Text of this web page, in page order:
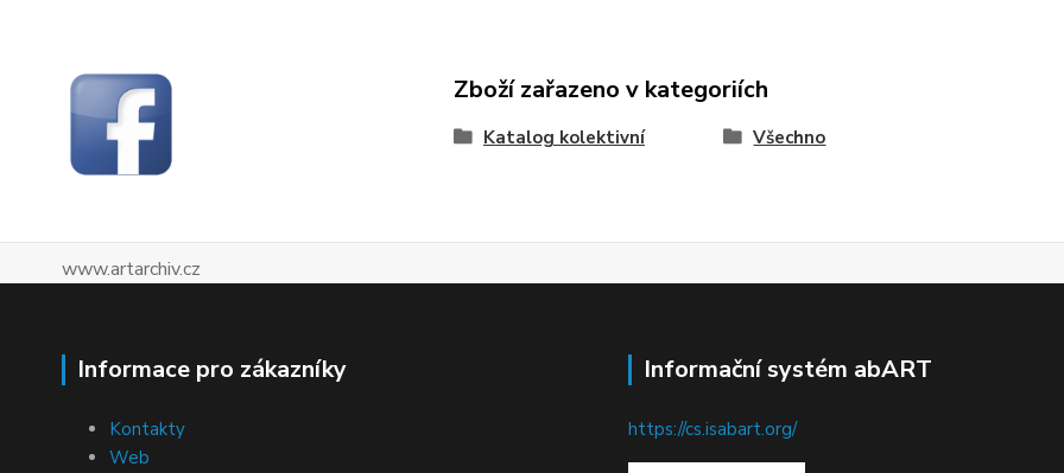
Zboží zařazeno v kategoriích
Katalog kolektivní Všechno
www.artarchiv.cz
Informace pro zákazníky
Kontakty
Web
Informační systém abART
https://cs.isabart.org/